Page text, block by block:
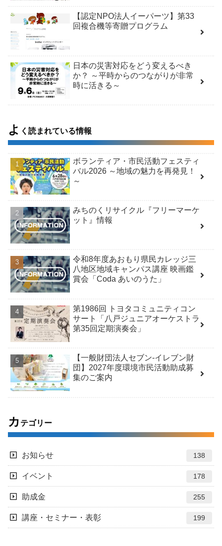
【認定NPO法人イーパーツ】第33
回複合機等寄贈プログラム
日本の災害対応をどう変えるべき
か？ ～平時からのつながりが非常
時に活きる～
よ く読まれている情報
ボランティア・市民活動フェスティ
バル2026 ～地域の魅力を再発見！
～
みちのくリサイクル『フリーマーケ
ット』情報
令和8年度あおもり県民カレッジ三
八地区地域キャンパス講座 映画鑑
賞会「Coda あいのうた」
第1986回 トヨタコミュニティコン
サート「八戸ジュニアオーケストラ
第35回定期演奏会」
【一般財団法人セブン-イレブン財
団】2027年度環境市民活動助成募
集のご案内
カ テゴリー
お知らせ 138
イベント 178
助成金 255
講座・セミナー・表彰 199